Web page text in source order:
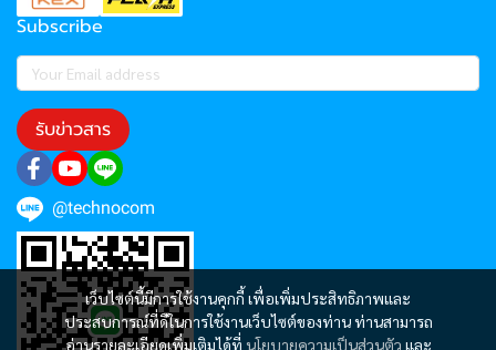
เว็บไซต์นี้มีการใช้งานคุกกี้ เพื่อเพิ่มประสิทธิภาพและ
ประสบการณ์ที่ดีในการใช้งานเว็บไซต์ของท่าน ท่านสามารถ
อ่านรายละเอียดเพิ่มเติมได้ที่ นโยบายความเป็นส่วนตัว และ
Subscribe
รับข่าวสาร
@technocom